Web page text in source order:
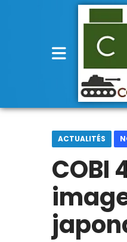
ACTUALITÉS
COBI